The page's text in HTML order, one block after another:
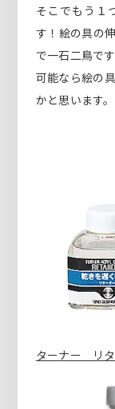
そこでもう１
す！絵の具の
で一石二鳥です
可能なら絵の
かと思います。
ターナー リ